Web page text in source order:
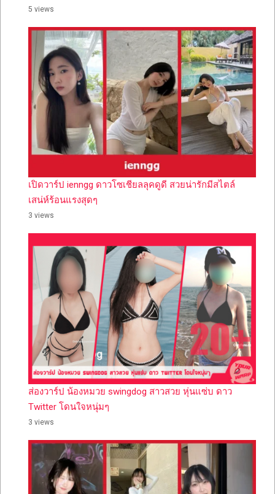
5 views
เปิดวาร์ป ienngg ดาวโซเชียลลุคดูดี สวยน่ารักมีสไตล์
เสน่ห์ร้อนแรงสุดๆ
3 views
ส่องวาร์ป น้องหมวย swingdog สาวสวย หุ่นแซ่บ ดาว
Twitter โดนใจหนุ่มๆ
3 views